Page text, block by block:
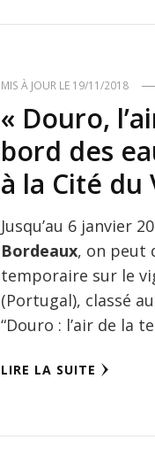
MIS À JOUR LE 19/11/2018
« Douro,
bord des
à la Cité du
Jusqu’au 6 janvier
Bordeaux, on peut
temporaire sur le
(Portugal), classé
“Douro : l’air de la
LIRE LA SUITE